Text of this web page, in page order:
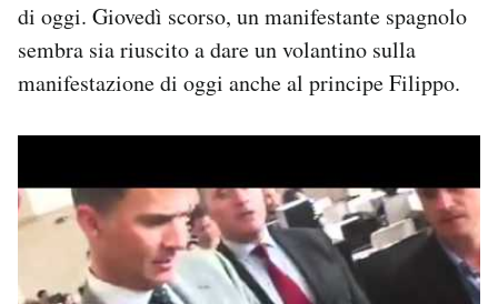
di oggi. Giovedì scorso, un manifestante spagnolo
sembra sia riuscito a dare un volantino sulla
manifestazione di oggi anche al principe Filippo.